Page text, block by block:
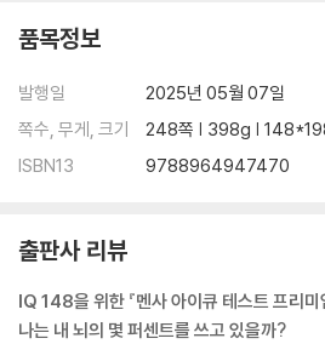
품목정보
발행일
2025년 05월 07일
쪽수, 무게, 크기
248쪽 | 398g |
ISBN13
9788964947470
출판사 리뷰
IQ 148을 위한 『멘사 아이큐 테스트 프리미
나는 내 뇌의 몇 퍼센트를 쓰고 있을까?